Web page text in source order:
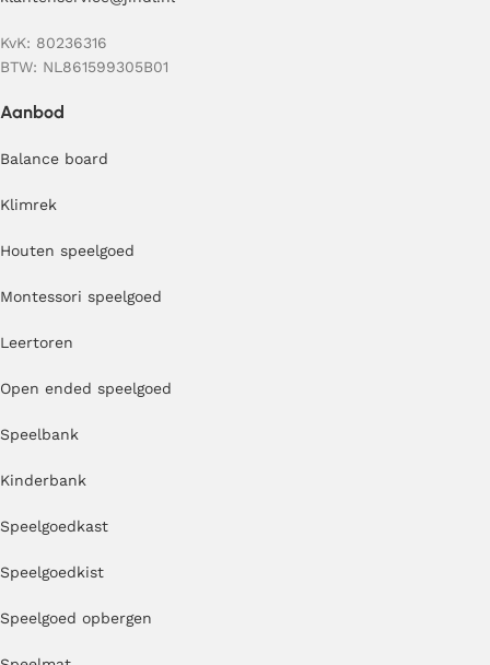
KvK: 80236316
BTW: NL861599305B01
Aanbod
Balance board
Klimrek
Houten speelgoed
Montessori speelgoed
Leertoren
Open ended speelgoed
Speelbank
Kinderbank
Speelgoedkast
Speelgoedkist
Speelgoed opbergen